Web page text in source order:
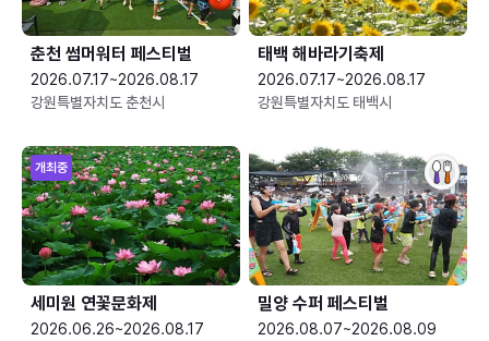
춘천 썸머워터 페스티벌
2026.07.17~2026.08.17
강원특별자치도 춘천시
태백 해바라기축제
2026.07.17~2026.08.17
강원특별자치도 태백시
개최중
세미원 연꽃문화제
2026.06.26~2026.08.17
밀양 수퍼 페스티벌
2026.08.07~2026.08.09